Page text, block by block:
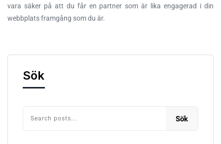
vara säker på att du får en partner som är lika engagerad i din
webbplats framgång som du är.
Sök
Sök